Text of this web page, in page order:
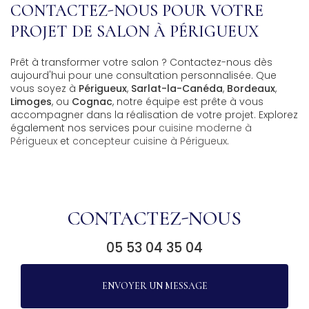
CONTACTEZ-NOUS POUR VOTRE
PROJET DE SALON À PÉRIGUEUX
Prêt à transformer votre salon ? Contactez-nous dès
aujourd'hui pour une consultation personnalisée. Que
vous soyez à Périgueux, Sarlat-la-Canéda, Bordeaux,
Limoges, ou Cognac, notre équipe est prête à vous
accompagner dans la réalisation de votre projet. Explorez
également nos services pour cuisine moderne à
Périgueux et concepteur cuisine à Périgueux.
CONTACTEZ-NOUS
05 53 04 35 04
ENVOYER UN MESSAGE